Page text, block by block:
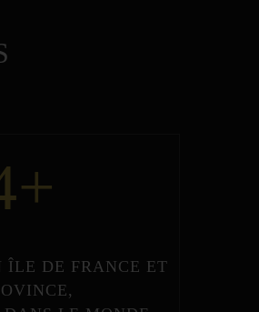
+
ÎLE DE FRANCE ET
,